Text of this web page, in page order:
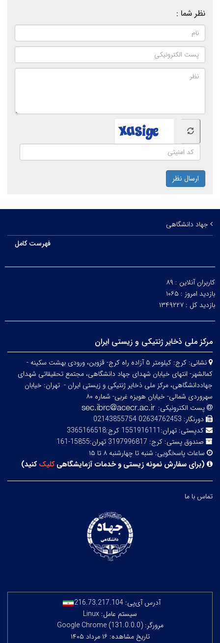
نظر شما :
ارسال نظر
جهاد دانشگاهی
فهرست کامل
کاربران آنلاین : ۸۹
بازدید امروز : ۱۰۶۵
بازدید کل : ۱۳۴۹۲۲۷
مرکز ملی ذخایر ژنتیکی و زیستی ایران
نشانی:
کرج: کیلومتر ۵ آزاده راه کرج- قزوین، ورودی بهشت سکینه -
کمالشهر- انتهای خیابان شهدای جهاد دانشگاهی، مجتمع تحقیقاتی شهدای
جهاددانشگاهی، مرکز ملی ذخایر ژنتیکی و زیستی ایران - تهران: خیابان
سهروردی شمالی- خیابان هویزه غربی- شماره ۸۰
پست الکترونیکی:
دورنگار: 02634762453 02143855754
کدپستی: تهران:1551916111 کرج:3365166518
صندوق پستی: کرج: 3197996817 تهران:15855-161
ساعات پاسخگویی: شنبه تا چهارشنبه ۸ تا ۱۵
(برای سفارش نمونه زیستی و خدمات آزمایشگاهیکلیککنید)
تماس با ما
آدرس آی‌پی: 216.73.217.104
سیستم عامل: Linux
مرورگر: Google Chrome (131.0.0.0)
تاریخ مشاهده: ۱۶ مرداد ۱۴۰۵